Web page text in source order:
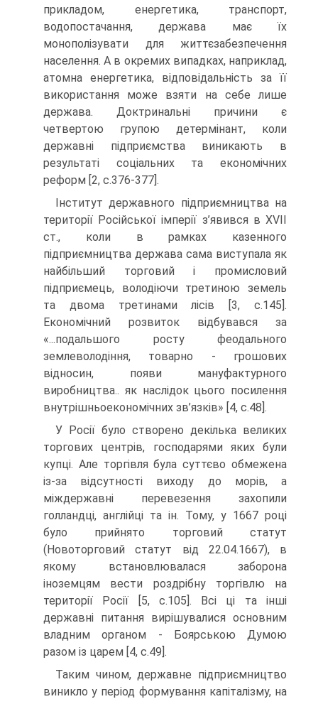
прикладом, енергетика, транспорт,
водопостачання, держава має їх
монополізувати для життєзабезпечення
населення. А в окремих випадках, наприклад,
атомна енергетика, відповідальність за її
використання може взяти на себе лише
держава. Доктринальні причини є
четвертою групою детермінант, коли
державні підприємства виникають в
результаті соціальних та економічних
реформ [2, с.376-377].
Інститут державного підприємництва на
території Російської імперії з’явився в XVII
ст., коли в рамках казенного
підприємництва держава сама виступала як
найбільший торговий і промисловий
підприємець, володіючи третиною земель
та двома третинами лісів [3, с.145].
Економічний розвиток відбувався за
«...подальшого росту феодального
землеволодіння, товарно - грошових
відносин, появи мануфактурного
виробництва.. як наслідок цього посилення
внутрішньоекономічних зв’язків» [4, с.48].
У Росії було створено декілька великих
торгових центрів, господарями яких були
купці. Але торгівля була суттєво обмежена
із-за відсутності виходу до морів, а
міждержавні перевезення захопили
голландці, англійці та ін. Тому, у 1667 році
було прийнято торговий статут
(Новоторговий статут від 22.04.1667), в
якому встановлювалася заборона
іноземцям вести роздрібну торгівлю на
території Росії [5, с.105]. Всі ці та інші
державні питання вирішувалися основним
владним органом - Боярською Думою
разом із царем [4, с.49].
Таким чином, державне підприємництво
виникло у період формування капіталізму, на